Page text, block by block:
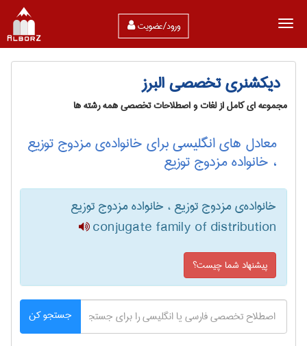
ورود/عضویت
دیکشنری تخصصی البرز
مجموعه ای کامل از لغات و اصطلاحات تخصصی همه رشته ها
معادل های انگلیسی برای خانواده‌ی مزدوج توزیع
، خانواده مزدوج توزیع
خانواده‌ی مزدوج توزیع ، خانواده مزدوج توزیع
conjugate family of distribution
پیشنهاد شما چیست؟
جستجو کن